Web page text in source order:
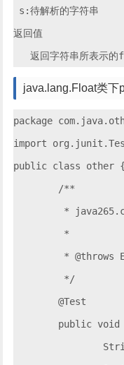
s:待解析的字符串
返回值
java.lang.Float类下
package
import
public class other {
	@Test